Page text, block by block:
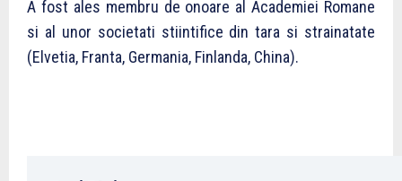
A fost ales membru de onoare al Academiei Romane
si al unor societati stiintifice din tara si strainatate
(Elvetia, Franta, Germania, Finlanda, China).